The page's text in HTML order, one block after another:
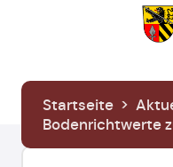
Startseite >
Bodenrichtwerte